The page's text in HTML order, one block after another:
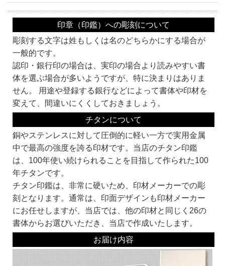
★注目★
この認印（印鑑）は、ビジネスに必須の電子印鑑プレゼント対象商品です。
エクセルで作ったメールをPDFにしてメールで送付。なんて当たり前。そんな時に
必須の印影画像をプレゼント。
こんな特典は、当店だけ!!
どうせ買うなら、今すぐ、京都光林堂で!!
※認印のみの提供となります。
■サイズ別価格表
13.5mm 15,138円
15mm 16,395円
ジュエリーストーン +1,467円
※セールなどで価格が変更する場合があります。
カートに設定された価格を優先とします。
ご希望のサイズを決めて、購入フォームの『サイズ選択』にてお選びください。
当店でご用意しておりますサイズは、下記の通りです。（用途により一部対応して
おりません。）
印章（印鑑）への彫刻について
彫刻する文字は姓もしくは名のどちらかにする場合が
一般的です。
認印・銀行印の場合は、実印の場合より読みやすい書
体を選ぶ場合が多いようですが、特に決まりはありま
せん。 用途や登録する銀行などによって書体や印材を
変えて、間違いにくくしておきましょう。
チタンについて
銅やステンレスに対して圧倒的に軽い一方で実用金属
中で最高の強度を誇る印材です。当店のチタン印鑑
は、100年使い続けられることを目指して作られた100
年チタンです。
チタン印鑑は、非常に硬いため、印材メーカーでの彫
刻となります。通常は、印面デザインも印材メーカー
にお任せしますが、当店では、他の印材と同じく26の
書体からお選びいただき、当店で作成いたします。
お届け内容